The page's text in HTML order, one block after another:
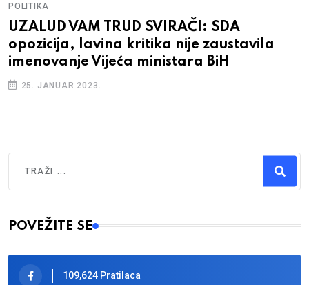
POLITIKA
UZALUD VAM TRUD SVIRAČI: SDA
opozicija, lavina kritika nije zaustavila
imenovanje Vijeća ministara BiH
25. JANUAR 2023.
Type 2 or more characters for results.
POVEŽITE SE
109,624 Pratilaca